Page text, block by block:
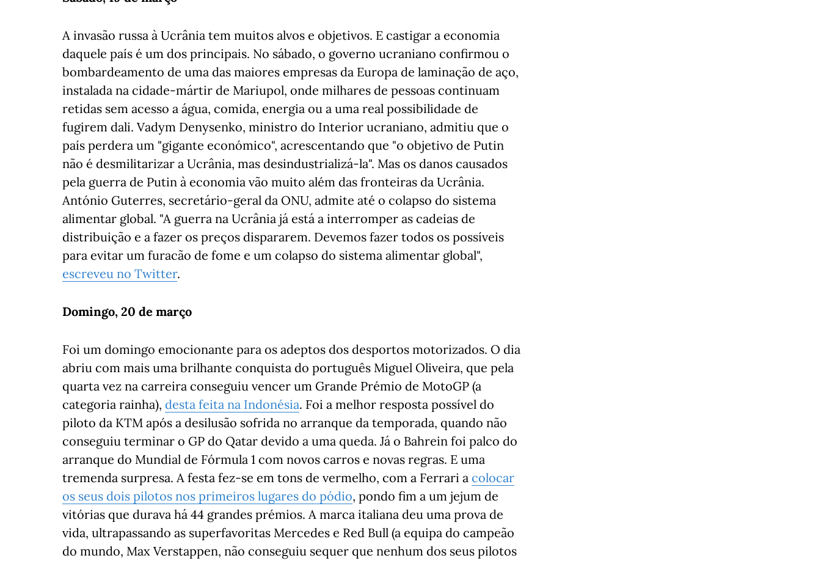
A invasão russa à Ucrânia tem muitos alvos e objetivos. E castigar a economia
daquele país é um dos principais. No sábado, o governo ucraniano confirmou o
bombardeamento de uma das maiores empresas da Europa de laminação de aço,
instalada na cidade-mártir de Mariupol, onde milhares de pessoas continuam
retidas sem acesso a água, comida, energia ou a uma real possibilidade de
fugirem dali. Vadym Denysenko, ministro do Interior ucraniano, admitiu que o
país perdera um "gigante económico", acrescentando que "o objetivo de Putin
não é desmilitarizar a Ucrânia, mas desindustrializá-la". Mas os danos causados
pela guerra de Putin à economia vão muito além das fronteiras da Ucrânia.
António Guterres, secretário-geral da ONU, admite até o colapso do sistema
alimentar global. "A guerra na Ucrânia já está a interromper as cadeias de
distribuição e a fazer os preços dispararem. Devemos fazer todos os possíveis
para evitar um furacão de fome e um colapso do sistema alimentar global",
escreveu no Twitter.
Domingo, 20 de março
Foi um domingo emocionante para os adeptos dos desportos motorizados. O dia
abriu com mais uma brilhante conquista do português Miguel Oliveira, que pela
quarta vez na carreira conseguiu vencer um Grande Prémio de MotoGP (a
categoria rainha), desta feita na Indonésia. Foi a melhor resposta possível do
piloto da KTM após a desilusão sofrida no arranque da temporada, quando não
conseguiu terminar o GP do Qatar devido a uma queda. Já o Bahrein foi palco do
arranque do Mundial de Fórmula 1 com novos carros e novas regras. E uma
tremenda surpresa. A festa fez-se em tons de vermelho, com a Ferrari a colocar
os seus dois pilotos nos primeiros lugares do pódio, pondo fim a um jejum de
vitórias que durava há 44 grandes prémios. A marca italiana deu uma prova de
vida, ultrapassando as superfavoritas Mercedes e Red Bull (a equipa do campeão
do mundo, Max Verstappen, não conseguiu sequer que nenhum dos seus pilotos